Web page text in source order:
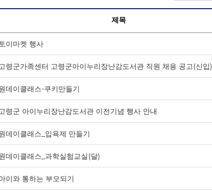
제목
이마켓 행사
령군가족센터 고령군아이누리장난감도서관 직원 채용 공고(신입)
데이클래스-쿠키만들기
령군 아이누리장난감도서관 이전기념 행사 안내
데이클래스_입욕제 만들기
데이클래스_과학실험교실(달)
이와 통하는 부모되기